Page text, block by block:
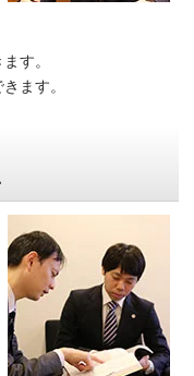
す。
ます。